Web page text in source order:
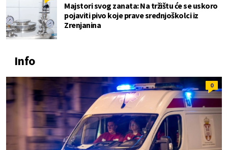
Majstori svog zanata: Na tržištu će se uskoro
pojaviti pivo koje prave srednjoškolci iz
Zrenjanina
Info
0